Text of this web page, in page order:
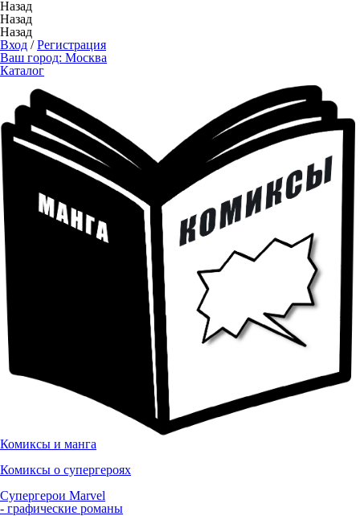
Назад
Назад
Назад
Вход /Регистрация
Ваш город: Москва
Каталог
Комиксы и манга
Комиксы о супергероях
Супергерои Marvel
- графические романы